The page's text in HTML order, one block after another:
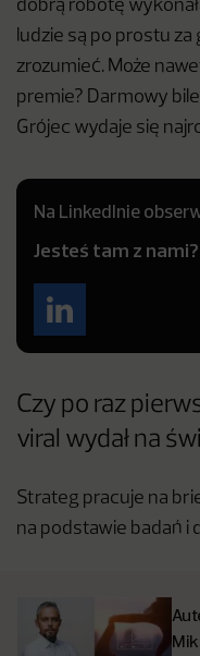
dobrą robotę
ludzie są po prostu za
zrozumieć. Może
premie? Darmowy
Grójec wydaje się
Na LinkedInie
Jesteś tam z nami?
Czy po raz
viral wydał na
Strateg pracuje na
na podstawie badań i